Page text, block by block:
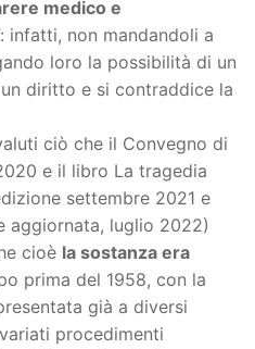
medico e
infatti, non mandandoli a
loro la possibilità di un
diritto e si contraddice la
ciò che il Convegno di
e il libro La tragedia
settembre 2021 e
aggiornata, luglio 2022)
cioè la sostanza era
prima del 1958, con la
già a diversi
procedimenti